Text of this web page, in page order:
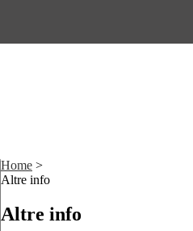
Home >
Altre info
Altre info